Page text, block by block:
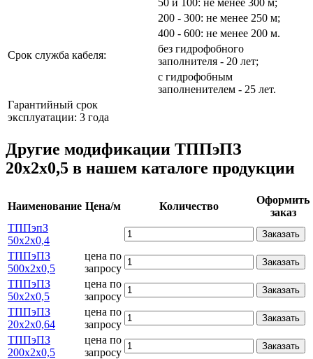
200 - 300: не менее 250 м;
400 - 600: не менее 200 м.
Срок служба кабеля:
без гидрофобного
заполнителя - 20 лет;
с гидрофобным
заполненителем - 25 лет.
Гарантийный срок
эксплуатации: 3 года
Другие модификации ТППэПЗ
20х2х0,5 в нашем каталоге продукции
Наименование Цена/м Количество
Оформить
заказ
ТППэпЗ
50х2х0,4
Заказать
ТППэПЗ
500х2х0,5
цена по
запросу
Заказать
ТППэПЗ
50х2х0,5
цена по
запросу
Заказать
ТППэПЗ
20х2х0,64
цена по
запросу
Заказать
ТППэПЗ
200х2х0,5
цена по
запросу
Заказать